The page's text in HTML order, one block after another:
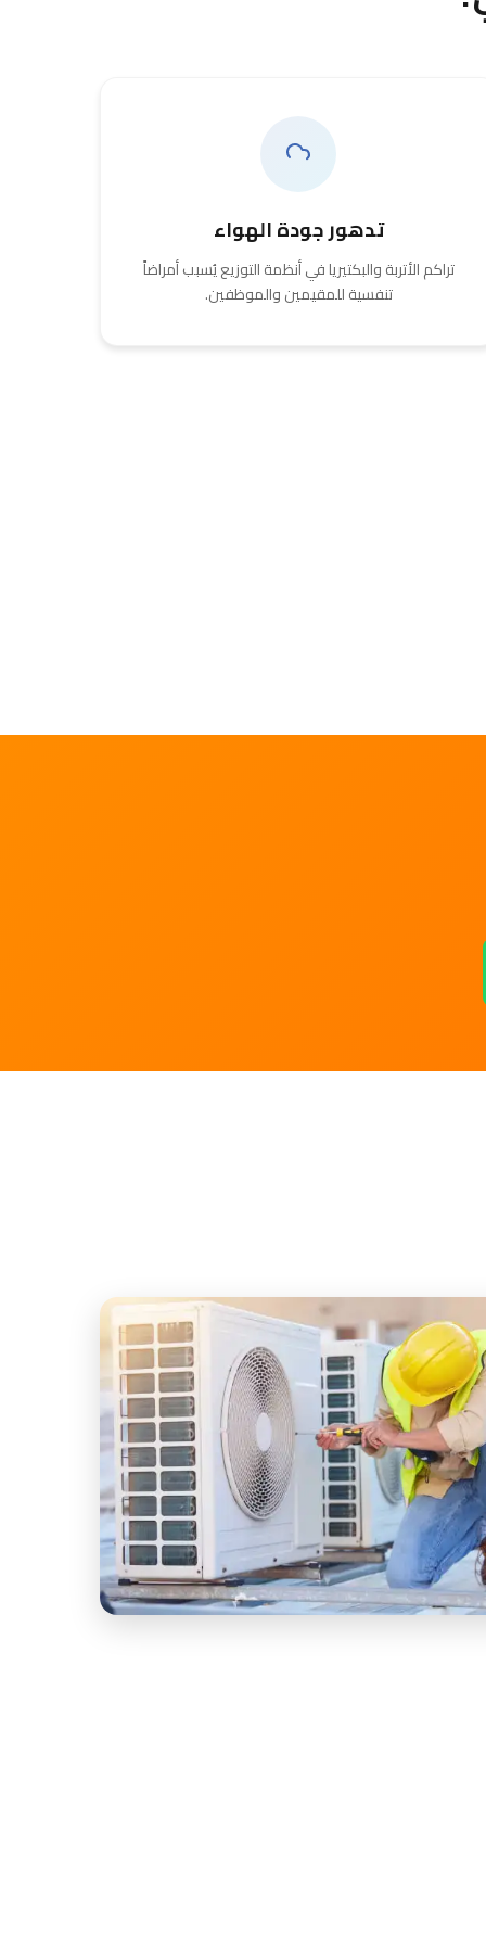
تدهور جودة الهواء
تراكم الأتربة والبكتيريا في أنظمة التوزيع يُسبب أمراضاً
تنفسية للمقيمين والموظفين.